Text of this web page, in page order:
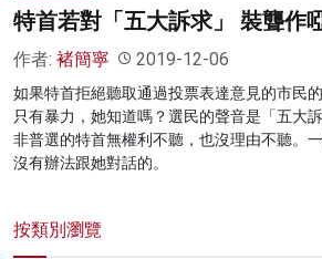
特首若對「五大訴求」 裝聾作
作者: 褚簡寧 2019-12-06
如果特首拒絕聽取通過投票表達意見的市民
只有暴力，她知道嗎？選民的聲音是「五大
非普選的特首無權利不聽，也沒理由不聽。
沒有辦法跟她對話的。
按類別瀏覽